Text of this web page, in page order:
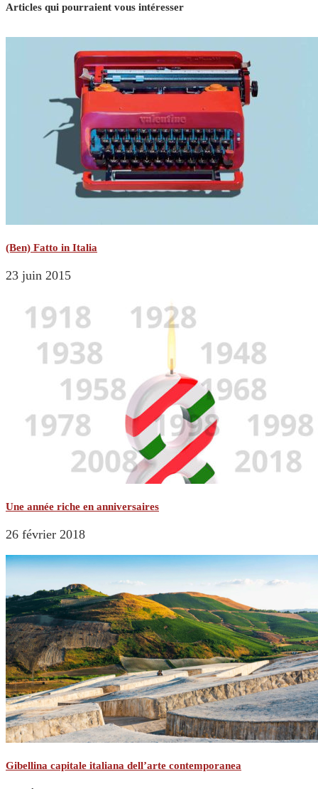
Articles qui pourraient vous intéresser
(Ben) Fatto in Italia
23 juin 2015
Une année riche en anniversaires
26 février 2018
Gibellina capitale italiana dell’arte contemporanea